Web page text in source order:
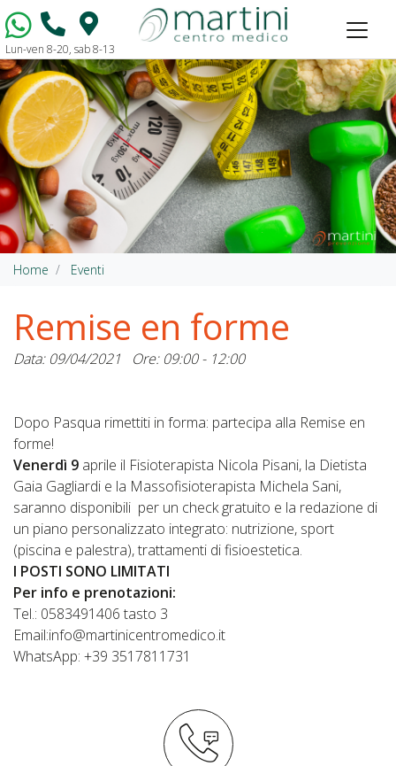
Vai al contenuto
Lun-ven 8-20, sab 8-13
Home Eventi
Remise en forme
Data: 09/04/2021 Ore: 09:00 - 12:00
Dopo Pasqua rimettiti in forma: partecipa alla Remise en
forme!
Venerdì 9 aprile il Fisioterapista Nicola Pisani, la Dietista
Gaia Gagliardi e la Massofisioterapista Michela Sani,
saranno disponibili per un check gratuito e la redazione di
un piano personalizzato integrato: nutrizione, sport
(piscina e palestra), trattamenti di fisioestetica.
I POSTI SONO LIMITATI
Per info e prenotazioni:
Tel.: 0583491406 tasto 3
Email:info@martinicentromedico.it
WhatsApp: +39 3517811731